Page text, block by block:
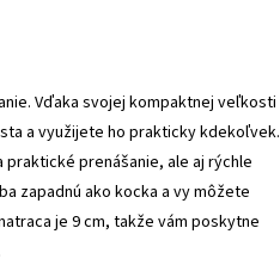
Vďaka svojej kompaktnej veľkosti
a využijete ho prakticky kdekoľvek.
prenášanie, ale aj rýchle
zapadnú ako kocka a vy môžete
je 9 cm, takže vám poskytne